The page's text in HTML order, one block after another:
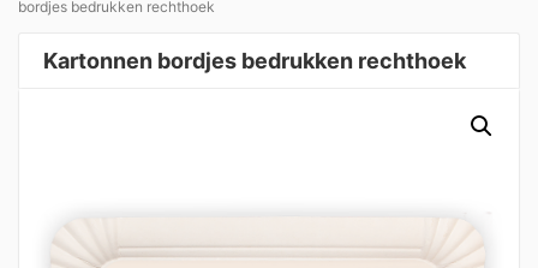
bordjes bedrukken rechthoek
Kartonnen bordjes bedrukken rechthoek